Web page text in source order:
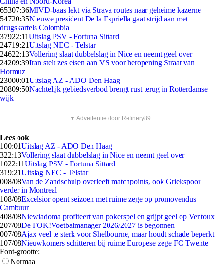
65307:36MIVD-baas lekt via Strava routes naar geheime kazerne
54720:35Nieuwe president De la Espriella gaat strijd aan met
drugskartels Colombia
37922:11Uitslag PSV - Fortuna Sittard
24719:21Uitslag NEC - Telstar
24622:13Vollering slaat dubbelslag in Nice en neemt geel over
24209:39Iran stelt zes eisen aan VS voor heropening Straat van
Hormuz
23000:01Uitslag AZ - ADO Den Haag
20809:50Nachtelijk gebiedsverbod brengt rust terug in Rotterdamse
wijk
▼ Advertentie door Refinery89
Lees ook
100:01Uitslag AZ - ADO Den Haag
322:13Vollering slaat dubbelslag in Nice en neemt geel over
1022:11Uitslag PSV - Fortuna Sittard
319:21Uitslag NEC - Telstar
008/08Van de Zandschulp overleeft matchpoints, ook Griekspoor
verder in Montreal
108/08Excelsior opent seizoen met ruime zege op promovendus
Cambuur
408/08Niewiadoma profiteert van pokerspel en grijpt geel op Ventoux
207/08De FOK!Voetbalmanager 2026/2027 is begonnen
007/08Ajax veel te sterk voor Shelbourne, maar houdt schade beperkt
107/08Nieuwkomers schitteren bij ruime Europese zege FC Twente
Font-grootte:
Normaal